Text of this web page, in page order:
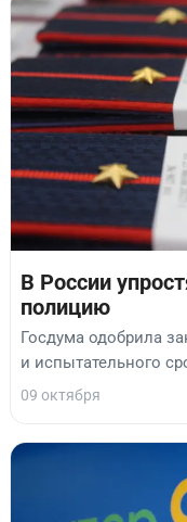
В России
полицию
Госдума одобрила
и испытательного
09 октября